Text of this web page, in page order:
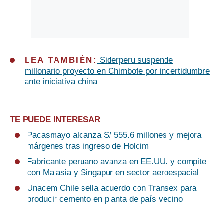
LEA TAMBIÉN: Siderperu suspende
millonario proyecto en Chimbote por incertidumbre
ante iniciativa china
TE PUEDE INTERESAR
Pacasmayo alcanza S/ 555.6 millones y mejora
márgenes tras ingreso de Holcim
Fabricante peruano avanza en EE.UU. y compite
con Malasia y Singapur en sector aeroespacial
Unacem Chile sella acuerdo con Transex para
producir cemento en planta de país vecino